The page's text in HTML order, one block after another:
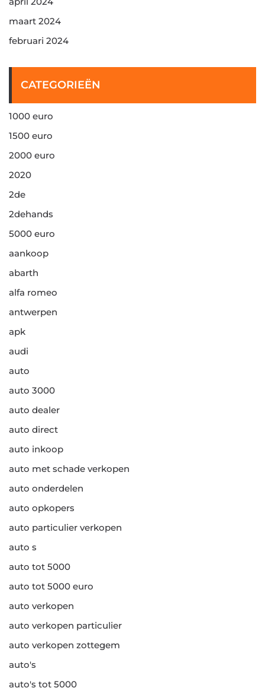
maart 2024
februari 2024
CATEGORIEËN
1000 euro
1500 euro
2000 euro
2020
2de
2dehands
5000 euro
aankoop
abarth
alfa romeo
antwerpen
apk
audi
auto
auto 3000
auto dealer
auto direct
auto inkoop
auto met schade verkopen
auto onderdelen
auto opkopers
auto particulier verkopen
auto s
auto tot 5000
auto tot 5000 euro
auto verkopen
auto verkopen particulier
auto verkopen zottegem
auto's
auto's tot 5000